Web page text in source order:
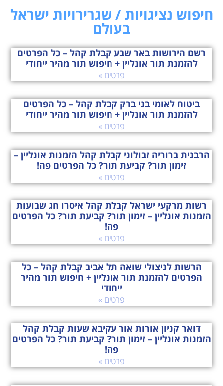
חיפוש נציגויות / שגרירויות ישראל
בעולם
רשם הירושות באר שבע קבלת קהל – כל הפרטים
להזמנת תור אונליין + חיפוש תור מהיר ייחודי
פרטים »
ביטוח לאומי בני ברק קבלת קהל – כל הפרטים
להזמנת תור אונליין + חיפוש תור מהיר ייחודי
פרטים »
הרבנית ברוריה זבולוני קבלת קהל הזמנות אונליין –
זימון תור? קביעת תור? כל הפרטים פה!
פרטים »
רשות מרקעי ישראל קבלת קהל איסרו חג שבועות
הזמנות אונליין – זימון תור? קביעת תור? כל הפרטים
פה!
פרטים »
הרשות לניצולי שואה תל אביב קבלת קהל – כל
הפרטים להזמנת תור אונליין + חיפוש תור מהיר
ייחודי
פרטים »
דואר קניון אורות אור עקיבא שעות קבלת קהל
הזמנות אונליין – זימון תור? קביעת תור? כל הפרטים
פה!
פרטים »
מינהל תקשוב ומידע קבלת קהל הזמנות אונליין –